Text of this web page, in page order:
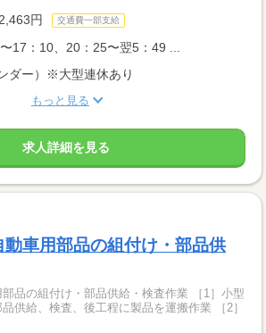
円 交通費一部支給
17：10、20：25〜翌5：49 ...
ダー）※大型連休あり
もっと見る
求人詳細を見る
動車用部品の組付け・部品供
部品の組付け・部品供給・検査作業 ［1］小型
供給、検査、後工程に製品を運搬作業 ［2］